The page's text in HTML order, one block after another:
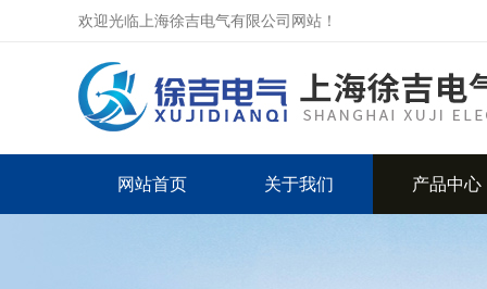
欢迎光临上海徐吉电气有限公司网站！
网站首页 关于我们 产品中心